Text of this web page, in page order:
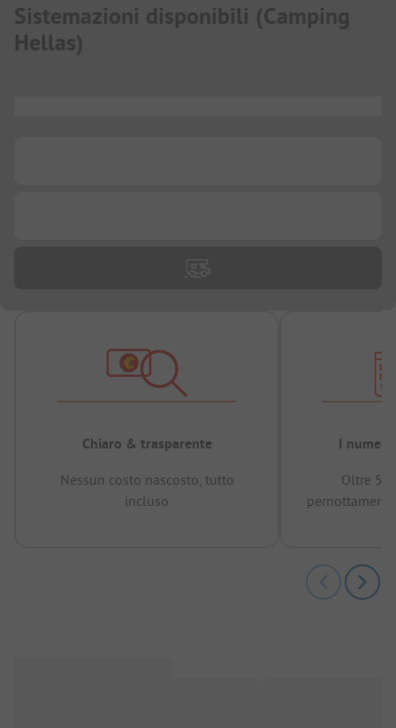
Sistemazioni disponibili (Camping
Hellas)
Chiaro & trasparente
Nessun costo nascosto, tutto
incluso
I numeri
Oltre